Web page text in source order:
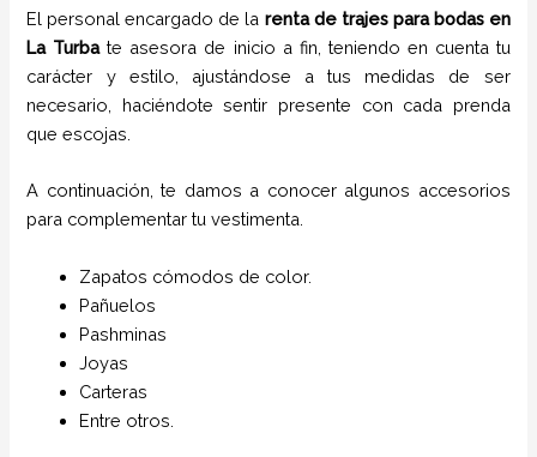
El personal encargado de la renta de trajes para bodas en
La Turbate asesora de inicio a fin, teniendo en cuenta tu
carácter y estilo, ajustándose a tus medidas de ser
necesario, haciéndote sentir presente con cada prenda
que escojas.
A continuación, te damos a conocer algunos accesorios
para complementar tu vestimenta.
Zapatos cómodos de color.
Pañuelos
Pashminas
Joyas
Carteras
Entre otros.